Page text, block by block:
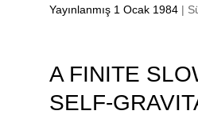
Yayınlanmış 1 Ocak 1984 |
A FINITE
SELF-